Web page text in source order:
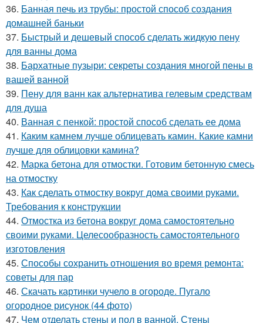
36. Банная печь из трубы: простой способ создания
домашней баньки
37. Быстрый и дешевый способ сделать жидкую пену
для ванны дома
38. Бархатные пузыри: секреты создания многой пены в
вашей ванной
39. Пену для ванн как альтернатива гелевым средствам
для душа
40. Ванная с пенкой: простой способ сделать ее дома
41. Каким камнем лучше облицевать камин. Какие камни
лучше для облицовки камина?
42. Марка бетона для отмостки. Готовим бетонную смесь
на отмостку
43. Как сделать отмостку вокруг дома своими руками.
Требования к конструкции
44. Отмостка из бетона вокруг дома самостоятельно
своими руками. Целесообразность самостоятельного
изготовления
45. Способы сохранить отношения во время ремонта:
советы для пар
46. Скачать картинки чучело в огороде. Пугало
огородное рисунок (44 фото)
47. Чем отделать стены и пол в ванной. Стены